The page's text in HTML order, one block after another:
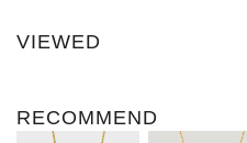
VIEWED
RECOMMEND